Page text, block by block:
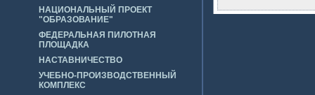
НАЦИОНАЛЬНЫЙ ПРОЕКТ
"ОБРАЗОВАНИЕ"
ФЕДЕРАЛЬНАЯ ПИЛОТНАЯ
ПЛОЩАДКА
НАСТАВНИЧЕСТВО
УЧЕБНО-ПРОИЗВОДСТВЕННЫЙ
КОМПЛЕКС